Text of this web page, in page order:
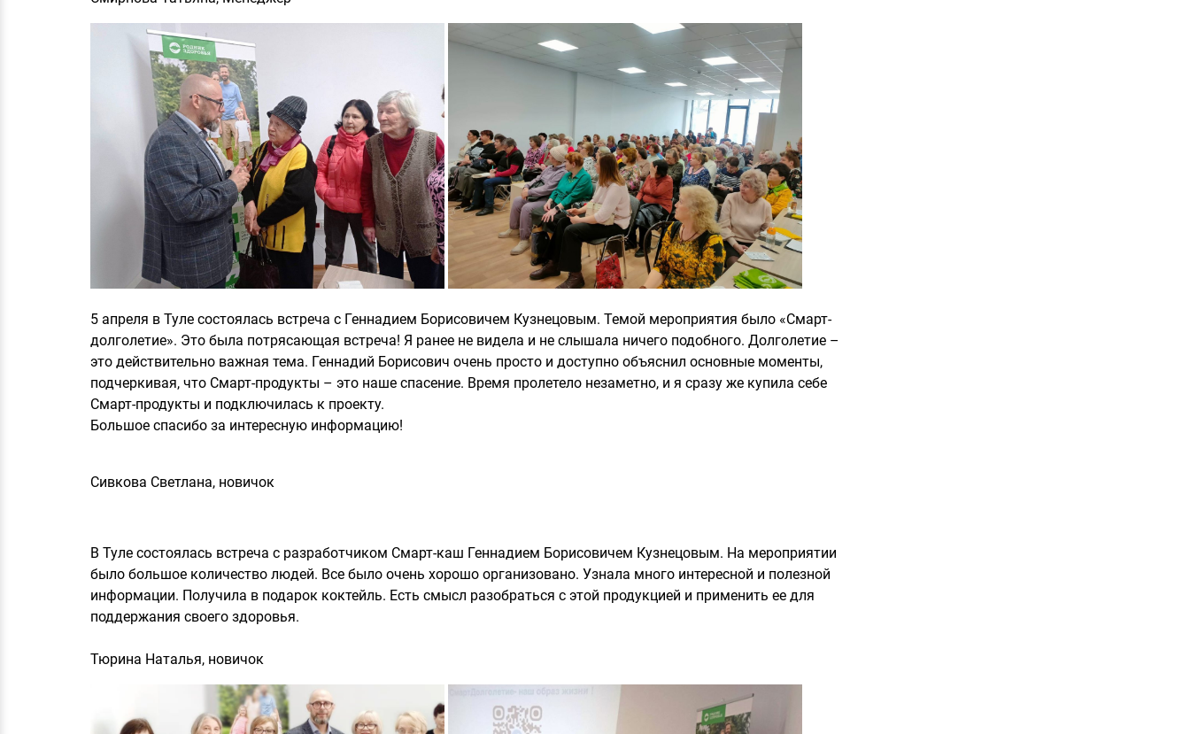
5 апреля в Туле состоялась встреча с Геннадием Борисовичем Кузнецовым. Темой мероприятия было «Смарт-
долголетие». Это была потрясающая встреча! Я ранее не видела и не слышала ничего подобного. Долголетие –
это действительно важная тема. Геннадий Борисович очень просто и доступно объяснил основные моменты,
подчеркивая, что Смарт-продукты – это наше спасение. Время пролетело незаметно, и я сразу же купила себе
Смарт-продукты и подключилась к проекту.
Большое спасибо за интересную информацию!
Сивкова Светлана, новичок
В Туле состоялась встреча с разработчиком Смарт-каш Геннадием Борисовичем Кузнецовым. На мероприятии
было большое количество людей. Все было очень хорошо организовано. Узнала много интересной и полезной
информации. Получила в подарок коктейль. Есть смысл разобраться с этой продукцией и применить ее для
поддержания своего здоровья.
Тюрина Наталья, новичок